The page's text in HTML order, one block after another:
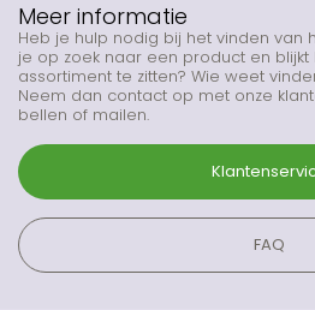
Meer informatie
Heb je hulp nodig bij het vinden van
je op zoek naar een product en blijkt
assortiment te zitten? Wie weet
Neem dan contact op met onze
bellen of mailen.
FAQ